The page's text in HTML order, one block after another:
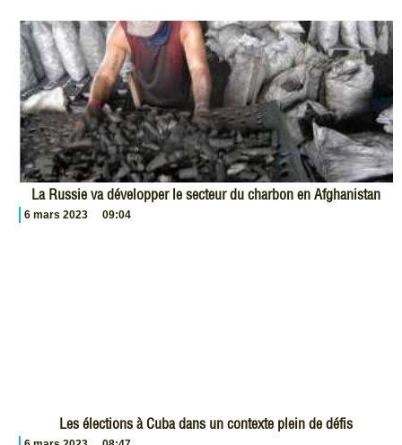
La Russie va développer le secteur du charbon en Afghanistan
6 mars 2023 09:04
Les élections à Cuba dans un contexte plein de défis